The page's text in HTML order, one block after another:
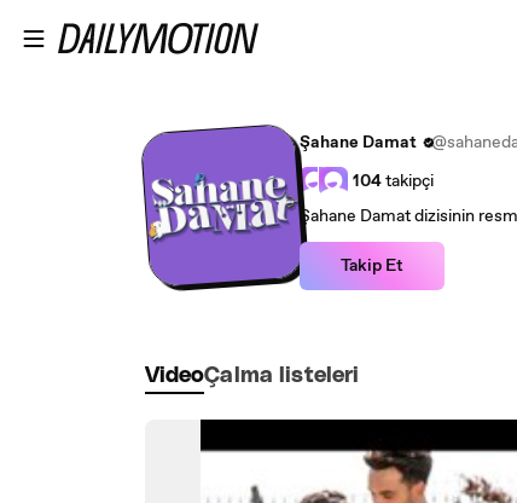
Şahane Damat
104takipçi
Şahane Damat dizisinin
Takip Et
VideoÇalma listeleri